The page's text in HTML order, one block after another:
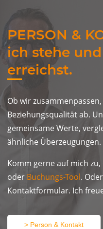
PERSON &
ich stehe
erreichst.
Ob wir
Beziehungsqualität ab.
gemeinsame Werte,
ähnliche Überzeugungen.
Komm gerne auf mich
oder Buchungs-Tool.
Kontaktformular. Ich
> Person & Kontakt